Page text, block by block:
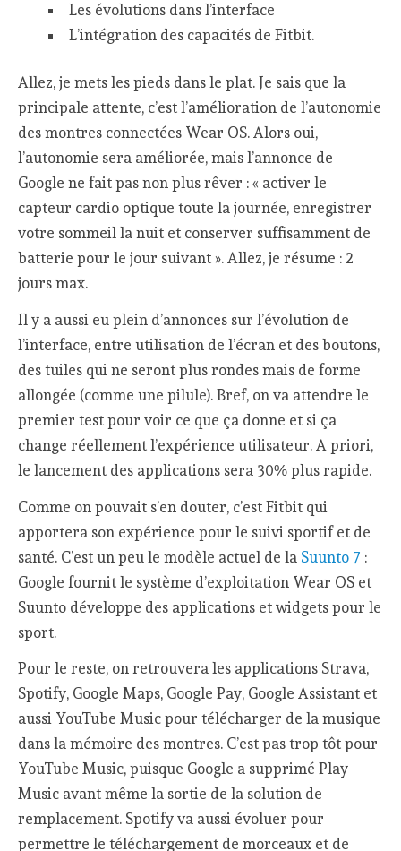
Les évolutions dans l’interface
L’intégration des capacités de Fitbit.
Allez, je mets les pieds dans le plat. Je sais que la
principale attente, c’est l’amélioration de l’autonomie
des montres connectées Wear OS. Alors oui,
l’autonomie sera améliorée, mais l’annonce de
Google ne fait pas non plus rêver : « activer le
capteur cardio optique toute la journée, enregistrer
votre sommeil la nuit et conserver suffisamment de
batterie pour le jour suivant ». Allez, je résume : 2
jours max.
Il y a aussi eu plein d’annonces sur l’évolution de
l’interface, entre utilisation de l’écran et des boutons,
des tuiles qui ne seront plus rondes mais de forme
allongée (comme une pilule). Bref, on va attendre le
premier test pour voir ce que ça donne et si ça
change réellement l’expérience utilisateur. A priori,
le lancement des applications sera 30% plus rapide.
Comme on pouvait s’en douter, c’est Fitbit qui
apportera son expérience pour le suivi sportif et de
santé. C’est un peu le modèle actuel de la Suunto 7 :
Google fournit le système d’exploitation Wear OS et
Suunto développe des applications et widgets pour le
sport.
Pour le reste, on retrouvera les applications Strava,
Spotify, Google Maps, Google Pay, Google Assistant et
aussi YouTube Music pour télécharger de la musique
dans la mémoire des montres. C’est pas trop tôt pour
YouTube Music, puisque Google a supprimé Play
Music avant même la sortie de la solution de
remplacement. Spotify va aussi évoluer pour
permettre le téléchargement de morceaux et de